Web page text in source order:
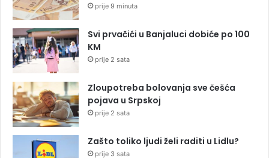
prije 9 minuta
Svi prvačići u Banjaluci dobiće po 100
KM
prije 2 sata
Zloupotreba bolovanja sve češća
pojava u Srpskoj
prije 2 sata
Zašto toliko ljudi želi raditi u Lidlu?
prije 3 sata